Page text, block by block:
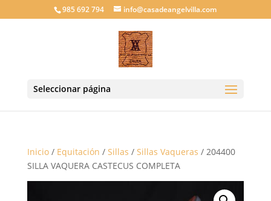
985 692 794 info@casadeangelvilla.com
Seleccionar página
Inicio/ Equitación / Sillas / Sillas Vaqueras / 204400
SILLA VAQUERA CASTECUS COMPLETA